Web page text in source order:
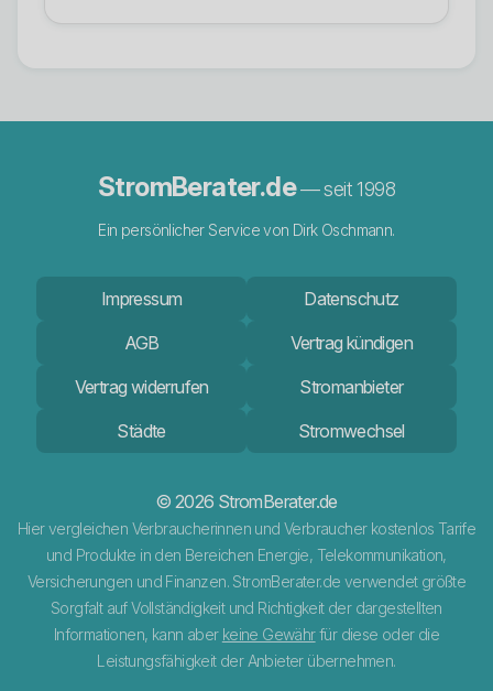
StromBerater.de— seit 1998
Ein persönlicher Service von Dirk Oschmann.
Impressum
Datenschutz
AGB
Vertrag kündigen
Vertrag widerrufen
Stromanbieter
Städte
Stromwechsel
© 2026 StromBerater.de
Hier vergleichen Verbraucherinnen und Verbraucher kostenlos Tarife
und Produkte in den Bereichen Energie, Telekommunikation,
Versicherungen und Finanzen. StromBerater.de verwendet größte
Sorgfalt auf Vollständigkeit und Richtigkeit der dargestellten
Informationen, kann aber keine Gewährfür diese oder die
Leistungsfähigkeit der Anbieter übernehmen.